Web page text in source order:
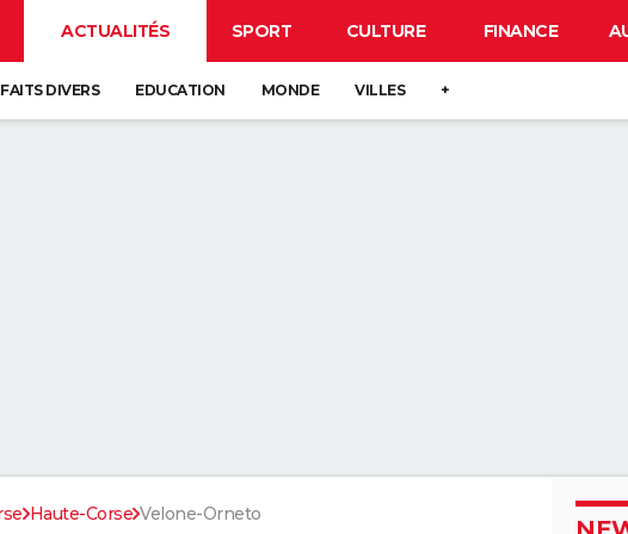
ACTUALITÉS SPORT CULTURE FINANCE
FAITS DIVERS EDUCATION MONDE VILLES +
Haute-Corse Velone-Orneto